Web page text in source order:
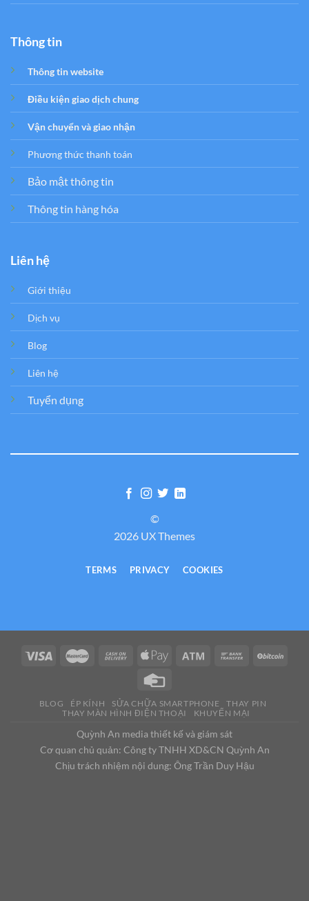
Thông tin
Thông tin website
Điều kiện giao dịch chung
Vận chuyển và giao nhận
Phương thức thanh toán
Bảo mật thông tin
Thông tin hàng hóa
Liên hệ
Giới thiệu
Dịch vụ
Blog
Liên hệ
Tuyển dụng
©
2026 UX Themes
TERMS PRIVACY COOKIES
BLOG ÉP KÍNH SỬA CHỮA SMARTPHONE
THAY PIN
THAY MÀN HÌNH ĐIỆN THOẠI
KHUYẾN MẠI
Quỳnh An media thiết kế và giám sát
Cơ quan chủ quản: Công ty TNHH XD&CN Quỳnh An
Chịu trách nhiệm nội dung: Ông Trần Duy Hậu